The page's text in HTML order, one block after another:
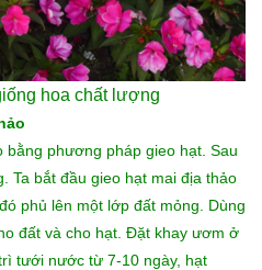
hoa chất lượng
bằng phương pháp gieo hạt. Sau
Ta bắt đầu gieo hạt mai địa thảo
phủ lên một lớp đất mỏng. Dùng
đất và cho hạt. Đặt khay ươm ở
tưới nước từ 7-10 ngày, hạt